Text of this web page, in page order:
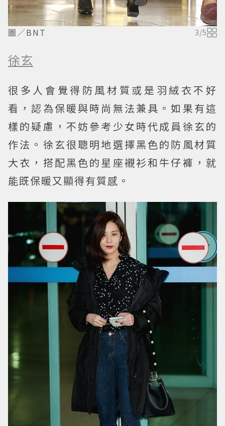
圖／BNT 3/5
徐玄
很多人會覺得防風材質或是羽絨衣不好
看，認為保暖與時尚無法兼具。如果有這
樣的疑慮，不妨參考少女時代成員徐玄的
作法。徐玄很聰明地選擇黑色的防風材質
大衣，搭配黑色的星座襯衫和牛仔褲，就
能既保暖又顯得有質感。